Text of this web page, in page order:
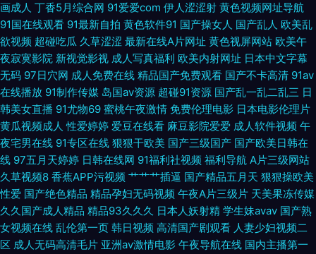
基地 韩国福利一区二区 91AV狼友社 国产偷自区 91视频日韩经典 日本黄页
吃瓜AV网 香蕉视频导航 福利社在线观看 亚洲美女Av网 岛国激情一区 亚欧
色图有码 东京热av在线播放 91n在线观看日韩嗯 久久成人网香蕉视频 91黑
丝后入 免费足交在线观看 91人妻人妻 女同互插 www成人免费 影音先锋AV
一级大片 肏屄视频影院 欧美日韩大陆成人 豆花祝频 色呦呦网站入口国 91手
机在线视频 久久草成人大香蕉AV 亚洲天堂色色 久草福利成人电影 www99
热色色 国产激情一区二区三区 www91自拍视频 97成人资源总战 91国产高
画成人 丁香5月综合网 91爱爱com 伊人涩涩射 黄色视频网址导航
91国在线观看 91最新自拍 黄色软件91 国产操女人 国产乱人 欧美乱
欲视频 超碰吃瓜 久草涩涩 最新在线A片网址 黄色视屏网站 欧美午
夜寂寞影院 新视觉影视 成人写真福利 欧美内射网址 日本中文字幕
无码 97日穴网 成人免费在线 精品国产免费观看 国产不卡高清 91av
在线播放 91制作传媒 岛国av资源 超碰91资源 国产乱一乱二乱三 日
韩美女直播 91尤物69 蜜桃午夜激情 免费伦理电影 日本电影伦理片
黄瓜视频成人 性爱婷婷 爱豆在线看 麻豆影院爱爱 成人软件视频 午
夜宅男在线 91专区在线 狠狠干欧美 国产三级国产 国产欧美日韩在
线 97五月天婷婷 日韩在线网 91福利社视频 福利导航 A片三级网站
久草视频8 香蕉APP污视频 艹艹艹插逼 国产精品五月天 狠狠操欧美
性爱 国产绝色精品 精品孕妇无码视频 午夜A片三级片 天美果冻传媒
久久国产成人精品 精品93久久久 日本人妖射精 学生妹avav 国产熟
女视频在线 乱伦第一页 韩日视频 高清国产剧观看 人妻少妇视频二
区 成人无码高清毛片 亚洲av激情电影 午夜导航在线 国内主播第一